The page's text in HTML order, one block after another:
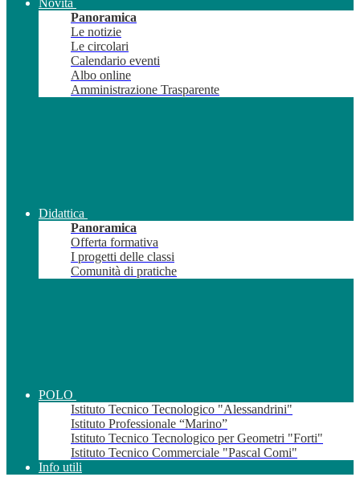
Novità
Panoramica
Le notizie
Le circolari
Calendario eventi
Albo online
Amministrazione Trasparente
Didattica
Panoramica
Offerta formativa
I progetti delle classi
Comunità di pratiche
POLO
Istituto Tecnico Tecnologico "Alessandrini"
Istituto Professionale “Marino”
Istituto Tecnico Tecnologico per Geometri "Forti"
Istituto Tecnico Commerciale "Pascal Comi"
Info utili